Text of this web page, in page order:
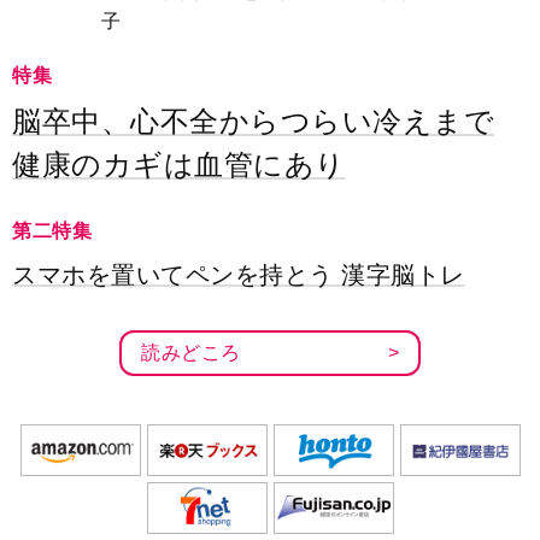
子
特集
脳卒中、心不全からつらい冷えまで
健康のカギは血管にあり
第二特集
スマホを置いてペンを持とう 漢字脳トレ
読みどころ